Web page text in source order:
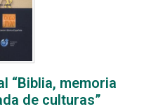
“Biblia, memoria
de culturas”